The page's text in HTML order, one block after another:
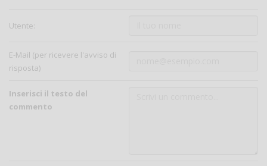
Utente:
E-Mail (per ricevere l'avviso di
risposta)
Inserisci il testo del
commento